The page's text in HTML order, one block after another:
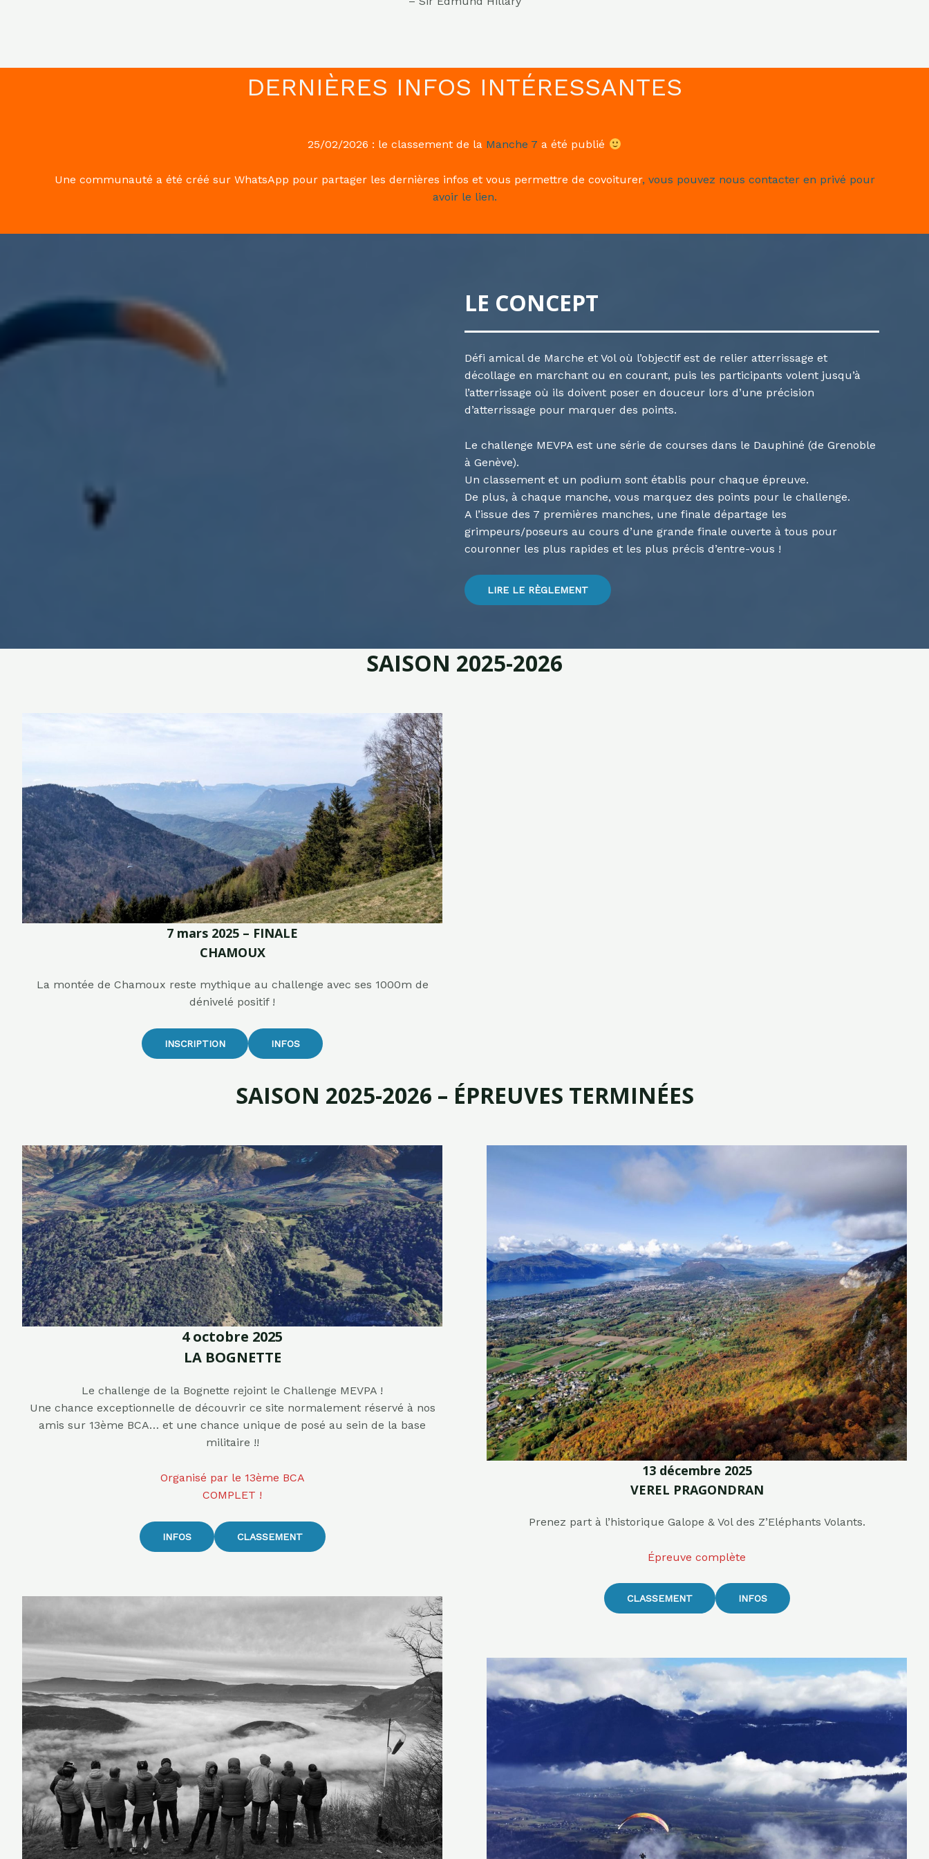
DERNIÈRES INFOS INTÉRESSANTES
25/02/2026 : le classement de la Manche 7 a été publié
Une communauté a été créé sur WhatsApp pour partager les dernières infos et vous permettre de covoiturer, vous pouvez nous contacter en privé pour
avoir le lien.
LE CONCEPT
Défi amical de Marche et Vol où l’objectif est de relier atterrissage et
décollage en marchant ou en courant, puis les participants volent jusqu’à
l’atterrissage où ils doivent poser en douceur lors d’une précision
d’atterrissage pour marquer des points.
Le challenge MEVPA est une série de courses dans le Dauphiné (de Grenoble
à Genève).
Un classement et un podium sont établis pour chaque épreuve.
De plus, à chaque manche, vous marquez des points pour le challenge.
A l’issue des 7 premières manches, une finale départage les
grimpeurs/poseurs au cours d’une grande finale ouverte à tous pour
couronner les plus rapides et les plus précis d’entre-vous !
LIRE LE RÈGLEMENT
SAISON 2025-2026
7 mars 2025 – FINALE
CHAMOUX
La montée de Chamoux reste mythique au challenge avec ses 1000m de
dénivelé positif !
INSCRIPTION INFOS
SAISON 2025-2026 – ÉPREUVES TERMINÉES
4 octobre 2025
LA BOGNETTE
Le challenge de la Bognette rejoint le Challenge MEVPA !
Une chance exceptionnelle de découvrir ce site normalement réservé à nos
amis sur 13ème BCA… et une chance unique de posé au sein de la base
militaire !!
Organisé par le 13ème BCA
COMPLET !
INFOS CLASSEMENT
13 décembre 2025
VEREL PRAGONDRAN
Prenez part à l’historique Galope & Vol des Z’Eléphants Volants.
Épreuve complète
CLASSEMENT INFOS